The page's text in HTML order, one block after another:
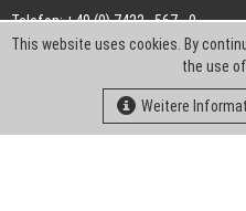
Telefon: +49 (0) 7422 . 567 - 0
Telefax: +49 (0) 7422 . 567 - 239
info-ch@kern-liebers.com
This website uses cookies. By
the use
Weitere